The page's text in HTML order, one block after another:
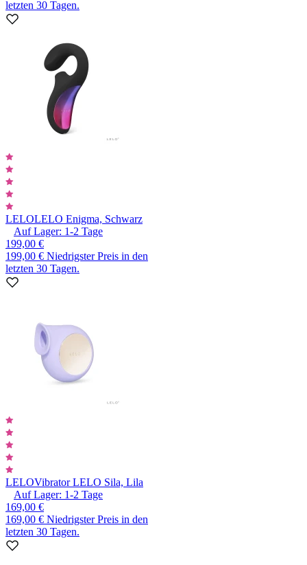
letzten 30 Tagen.
LELOLELO Enigma, Schwarz
Auf Lager: 1-2 Tage
199,00 €
199,00 € Niedrigster Preis in den
letzten 30 Tagen.
LELOVibrator LELO Sila, Lila
Auf Lager: 1-2 Tage
169,00 €
169,00 € Niedrigster Preis in den
letzten 30 Tagen.